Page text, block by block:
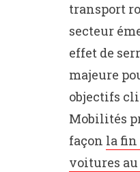
transport
secteur
effet de
majeure
objectifs
Mobilités
façon la fin
voitures